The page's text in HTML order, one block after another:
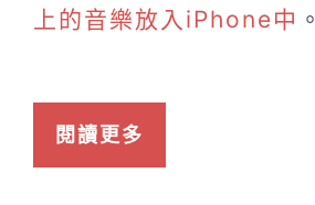
上的音樂放入iPhone中 。
閱讀更多